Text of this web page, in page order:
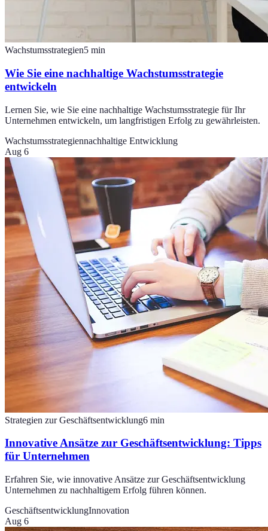
Wachstumsstrategien5 min
Wie Sie eine nachhaltige Wachstumsstrategie
entwickeln
Lernen Sie, wie Sie eine nachhaltige Wachstumsstrategie für Ihr
Unternehmen entwickeln, um langfristigen Erfolg zu gewährleisten.
Wachstumsstrategiennachhaltige Entwicklung
Aug 6
Strategien zur Geschäftsentwicklung6 min
Innovative Ansätze zur Geschäftsentwicklung: Tipps
für Unternehmen
Erfahren Sie, wie innovative Ansätze zur Geschäftsentwicklung
Unternehmen zu nachhaltigem Erfolg führen können.
GeschäftsentwicklungInnovation
Aug 6